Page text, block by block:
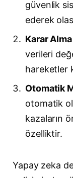
güvenlik
ederek
Karar
verileri
hareketler
Otomatik
otomatik
kazaların
özelliktir.
Yapay zeka